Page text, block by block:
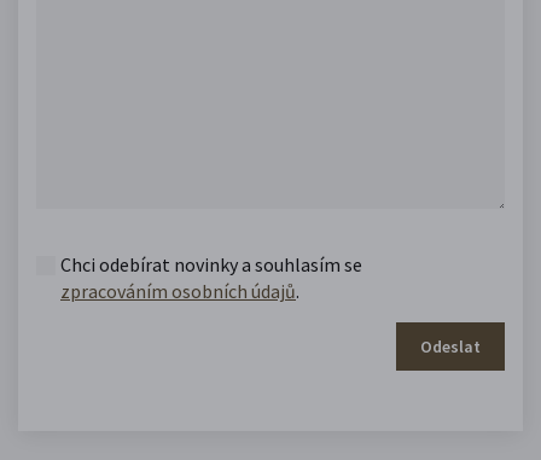
Chci odebírat novinky a souhlasím se
zpracováním osobních údajů.
Odeslat